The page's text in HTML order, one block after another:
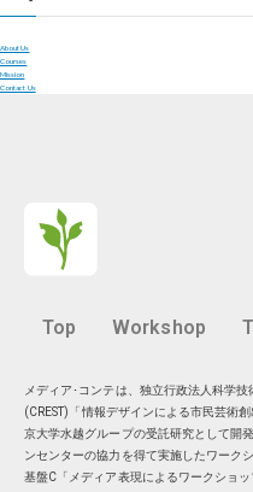
About Us
Courses
Mission
Contact Us
Top Workshop
メディア･コンテは、独立行政法人科学
(CREST)「情報デザインによる市民芸術
京大学水越グループの受託研究として開
ンセンターの協力を得て実施したワーク
基盤C「メディア表現によるワークショ